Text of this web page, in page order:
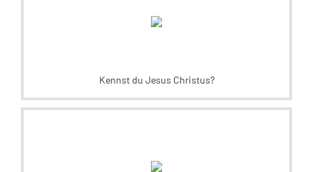
Kennst du Jesus Christus?